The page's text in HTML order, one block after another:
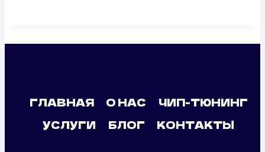
ГЛАВНАЯ О НАС
ЧИП-ТЮНИНГ
УСЛУГИ
БЛОГ КОНТАКТЫ